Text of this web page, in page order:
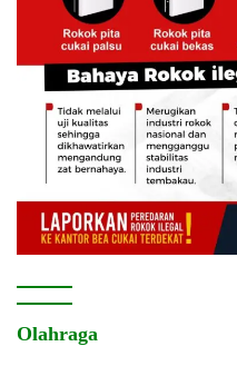
Olahraga